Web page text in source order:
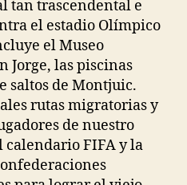
tan trascendental e
el estadio Olímpico
el Museo
Jorge, las piscinas
saltos de Montjuic.
rutas migratorias y
de nuestro
calendario FIFA y la